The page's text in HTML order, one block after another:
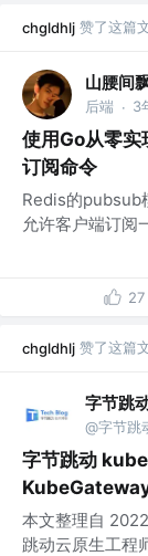
chgldhlj 赞了这篇
山腰间
后端 · 3
使用Go从零
订阅命令
Redis的pubsub
允许客户端订阅
27
chgldhlj 赞了这篇
字节跳
@字节跳
字节跳动
本文整理自
跳动云原生工程